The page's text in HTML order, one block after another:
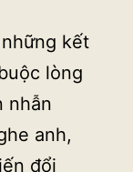
kết
lòng
nhẫn
anh,
đổi